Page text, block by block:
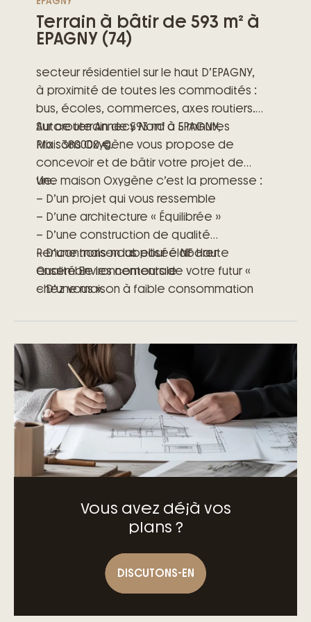
Terrain à bâtir de 593 m² à
EPAGNY (74)
secteur résidentiel sur le haut D’EPAGNY,
à proximité de toutes les commodités :
bus, écoles, commerces, axes routiers.
Autoroute Annecy Nord à 5 minutes
Prix : 380000 €.
Sur ce terrain de 593 m² à EPAGNY,
Maisons Oxygène vous propose de
concevoir et de bâtir votre projet de
vie.
Une maison Oxygène c’est la promesse :
– D’un projet qui vous ressemble
– D’une architecture « Équilibrée »
– D’une construction de qualité
– D’une maison labellisée NF Haute
Qualité Environnementale
– D’une maison à faible consommation
– D’engagements précis et clairs
– D’un accompagnement à toutes les
étapes de votre projet
– Des garanties exclusives du contrat de
construction de maison individuelle
Rencontrons-nous pour élaborer
ensemble les contours de votre futur «
chez vous ».
Vous avez déjà vos
plans ?
DISCUTONS-EN